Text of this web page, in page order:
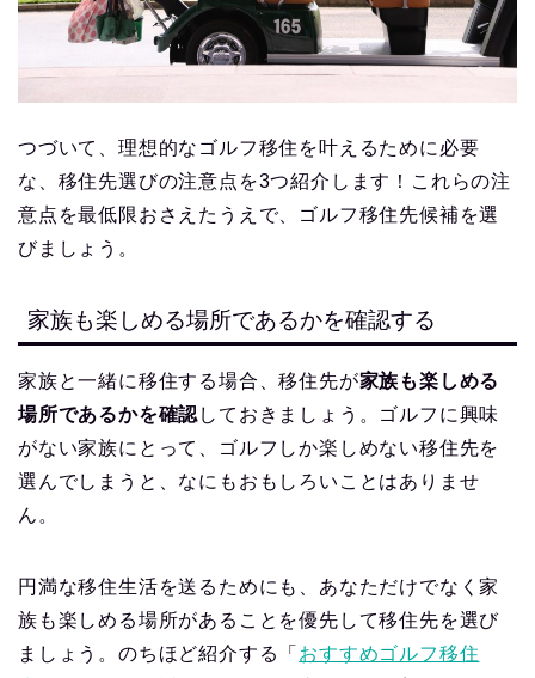
つづいて、理想的なゴルフ移住を叶えるために必要
な、移住先選びの注意点を3つ紹介します！これらの注
意点を最低限おさえたうえで、ゴルフ移住先候補を選
びましょう。
家族も楽しめる場所であるかを確認する
家族と一緒に移住する場合、移住先が家族も楽しめる
場所であるかを確認 しておきましょう。ゴルフに興味
がない家族にとって、ゴルフしか楽しめない移住先を
選んでしまうと、なにもおもしろいことはありませ
ん。
円満な移住生活を送るためにも、あなただけでなく家
族も楽しめる場所があることを優先して移住先を選び
ましょう。のちほど紹介する「 おすすめゴルフ移住